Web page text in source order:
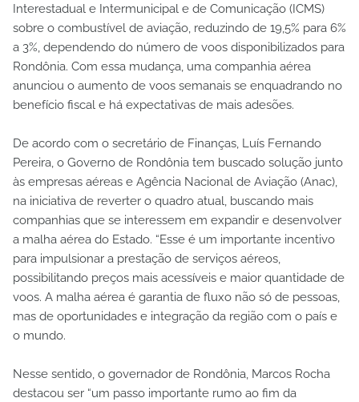
Interestadual e Intermunicipal e de Comunicação (ICMS)
sobre o combustível de aviação, reduzindo de 19,5% para 6%
a 3%, dependendo do número de voos disponibilizados para
Rondônia. Com essa mudança, uma companhia aérea
anunciou o aumento de voos semanais se enquadrando no
benefício fiscal e há expectativas de mais adesões.
De acordo com o secretário de Finanças, Luís Fernando
Pereira, o Governo de Rondônia tem buscado solução junto
às empresas aéreas e Agência Nacional de Aviação (Anac),
na iniciativa de reverter o quadro atual, buscando mais
companhias que se interessem em expandir e desenvolver
a malha aérea do Estado. “Esse é um importante incentivo
para impulsionar a prestação de serviços aéreos,
possibilitando preços mais acessíveis e maior quantidade de
voos. A malha aérea é garantia de fluxo não só de pessoas,
mas de oportunidades e integração da região com o país e
o mundo.
Nesse sentido, o governador de Rondônia, Marcos Rocha
destacou ser “um passo importante rumo ao fim da